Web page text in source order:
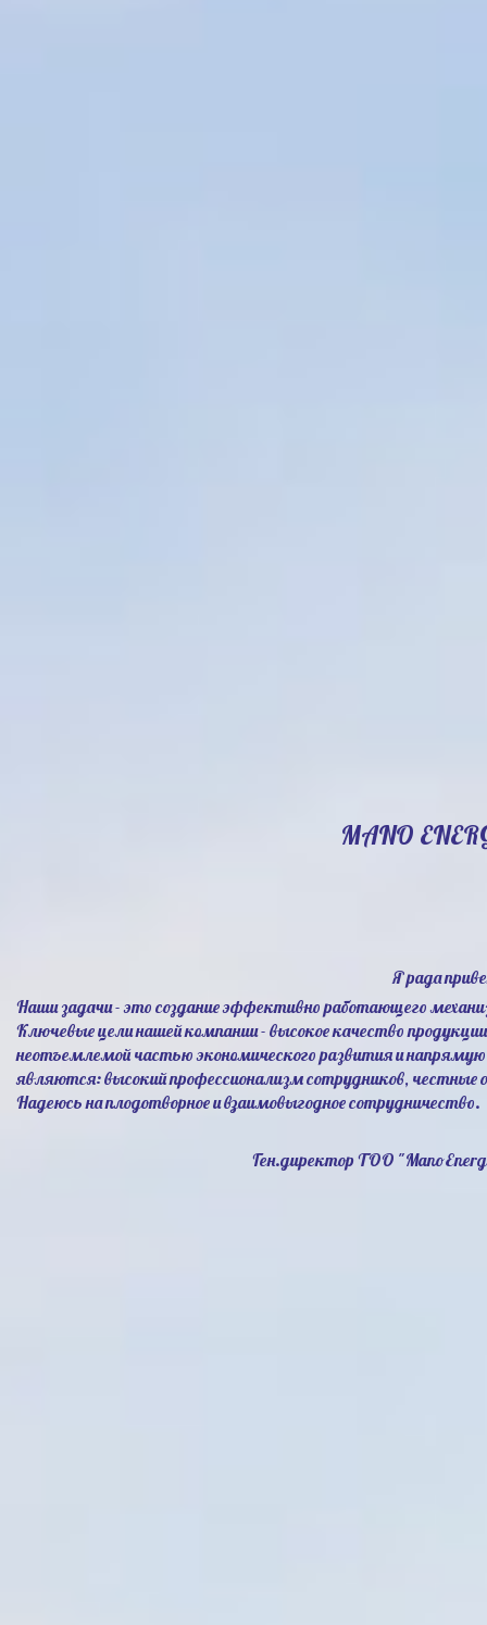
MANO
Я рада
Наши задачи - это создание эффективно работающего
Ключевые цели нашей компании - высокое качество
неотъемлемой частью экономического развития и
являются: высокий профессионализм сотрудников,
Надеюсь на плодотворное и взаимовыгодное сотрудничество.
Ген.директор ТОО